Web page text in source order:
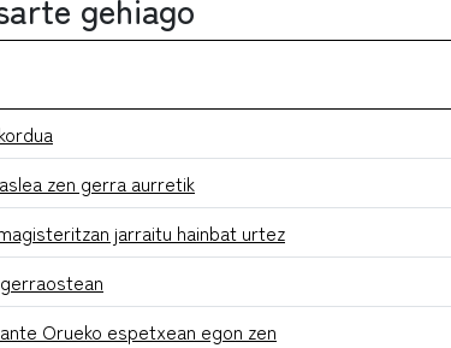
gehiago
zen gerra aurretik
jarraitu hainbat urtez
Orueko espetxean egon zen